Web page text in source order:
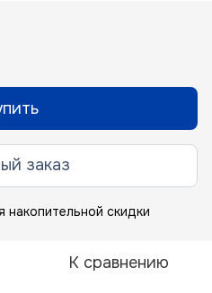
заказ
накопительной скидки
К сравнению